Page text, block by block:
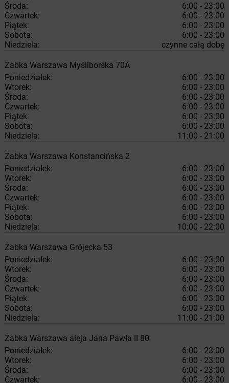
Środa:
6:00 - 23:00
Czwartek:
6:00 - 23:00
Piątek:
6:00 - 23:00
Sobota:
6:00 - 23:00
Niedziela:
czynne całą dobę
Żabka Warszawa Myśliborska 70A
Poniedziałek:
6:00 - 23:00
Wtorek:
6:00 - 23:00
Środa:
6:00 - 23:00
Czwartek:
6:00 - 23:00
Piątek:
6:00 - 23:00
Sobota:
6:00 - 23:00
Niedziela:
11:00 - 21:00
Żabka Warszawa Konstancińska 2
Poniedziałek:
6:00 - 23:00
Wtorek:
6:00 - 23:00
Środa:
6:00 - 23:00
Czwartek:
6:00 - 23:00
Piątek:
6:00 - 23:00
Sobota:
6:00 - 23:00
Niedziela:
10:00 - 22:00
Żabka Warszawa Grójecka 53
Poniedziałek:
6:00 - 23:00
Wtorek:
6:00 - 23:00
Środa:
6:00 - 23:00
Czwartek:
6:00 - 23:00
Piątek:
6:00 - 23:00
Sobota:
6:00 - 23:00
Niedziela:
11:00 - 21:00
Żabka Warszawa aleja Jana Pawła II 80
Poniedziałek:
6:00 - 23:00
Wtorek:
6:00 - 23:00
Środa:
6:00 - 23:00
Czwartek:
6:00 - 23:00